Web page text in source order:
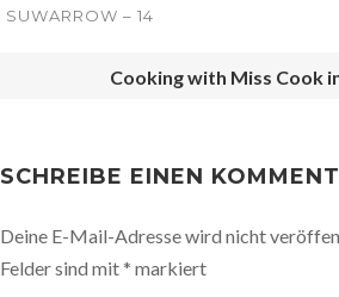
SUWARROW – 14
NAVIGATION
Cooking with Miss Cook
SCHREIBE EINEN
Deine E-Mail-Adresse wird nicht
Felder sind mit* markiert